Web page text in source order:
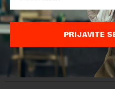
Država oprostila 1,3
oni uplatili 1,7 miliona u
Vlada Srbije je u decembru
"Jugoslovenskom rečnom
miliona evra duga prema
učinjeno zaključkom koji do
PRIJAVITE